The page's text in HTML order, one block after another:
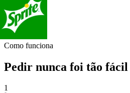
Como funciona
Pedir nunca foi tão fácil
1